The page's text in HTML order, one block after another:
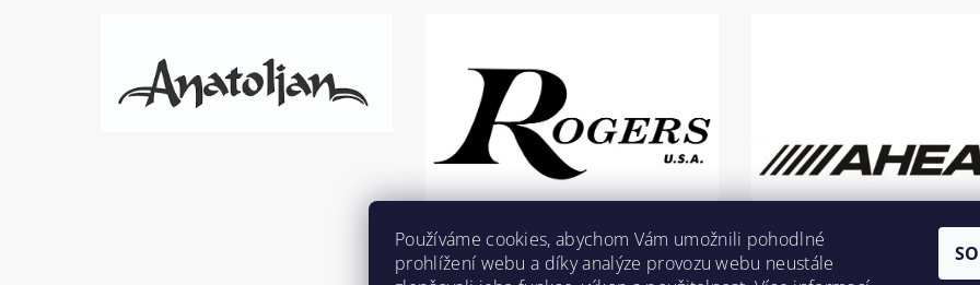
Používáme cookies, abychom Vám umožnili pohodlné
prohlížení webu a díky analýze provozu webu neustále